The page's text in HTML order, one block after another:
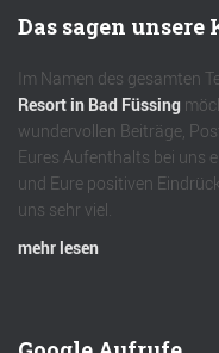
Das sagen
Im Namen des gesamten
Resort in Bad Füssing
wundervollen Beiträge,
Eures Aufenthalts bei uns
und Eure positiven
uns sehr viel.
mehr lesen